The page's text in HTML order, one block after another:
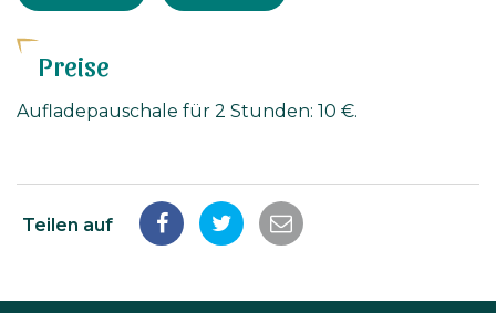
Preise
Aufladepauschale für 2 Stunden: 10 €.
Teilen auf
Auf
teilen
Auf
teilen
Per
Mail